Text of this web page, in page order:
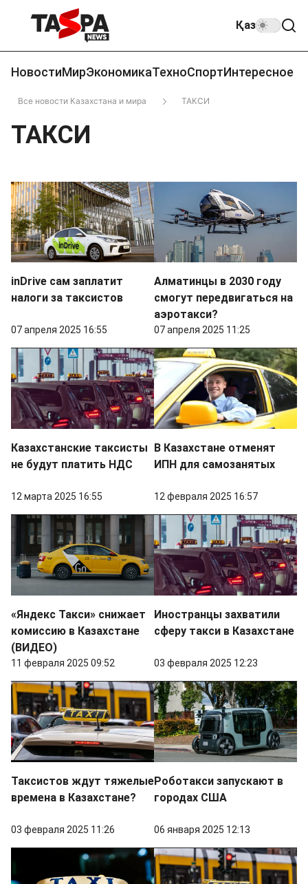
Қаз
НовостиМирЭкономикаТехноСпортИнтересное
Все новости Казахстана и мира ТАКСИ
ТАКСИ
inDrive сам заплатит
налоги за таксистов
07 апреля 2025 16:55
Алматинцы в 2030 году
смогут передвигаться на
аэротакси?
07 апреля 2025 11:25
Казахстанские таксисты
не будут платить НДС
12 марта 2025 16:55
В Казахстане отменят
ИПН для самозанятых
12 февраля 2025 16:57
«Яндекс Такси» снижает
комиссию в Казахстане
(ВИДЕО)
11 февраля 2025 09:52
Иностранцы захватили
сферу такси в Казахстане
03 февраля 2025 12:23
Таксистов ждут тяжелые
времена в Казахстане?
03 февраля 2025 11:26
Роботакси запускают в
городах США
06 января 2025 12:13